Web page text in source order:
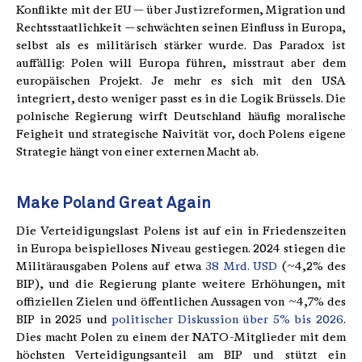
Konflikte mit der EU — über Justizreformen, Migration und
Rechtsstaatlichkeit — schwächten seinen Einfluss in Europa,
selbst als es militärisch stärker wurde. Das Paradox ist
auffällig: Polen will Europa führen, misstraut aber dem
europäischen Projekt. Je mehr es sich mit den USA
integriert, desto weniger passt es in die Logik Brüssels. Die
polnische Regierung wirft Deutschland häufig moralische
Feigheit und strategische Naivität vor, doch Polens eigene
Strategie hängt von einer externen Macht ab.
Make Poland Great Again
Die Verteidigungslast Polens ist auf ein in Friedenszeiten
in Europa beispielloses Niveau gestiegen. 2024 stiegen die
Militärausgaben Polens auf etwa 38 Mrd. USD (~4,2% des
BIP), und die Regierung plante weitere Erhöhungen, mit
offiziellen Zielen und öffentlichen Aussagen von ~4,7% des
BIP in 2025 undpolitischer Diskussion über 5% bis 2026.
Dies macht Polen zu einem der NATO-Mitglieder mit dem
höchsten Verteidigungsanteil am BIP und stützt ein